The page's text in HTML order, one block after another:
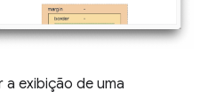
a exibição de uma